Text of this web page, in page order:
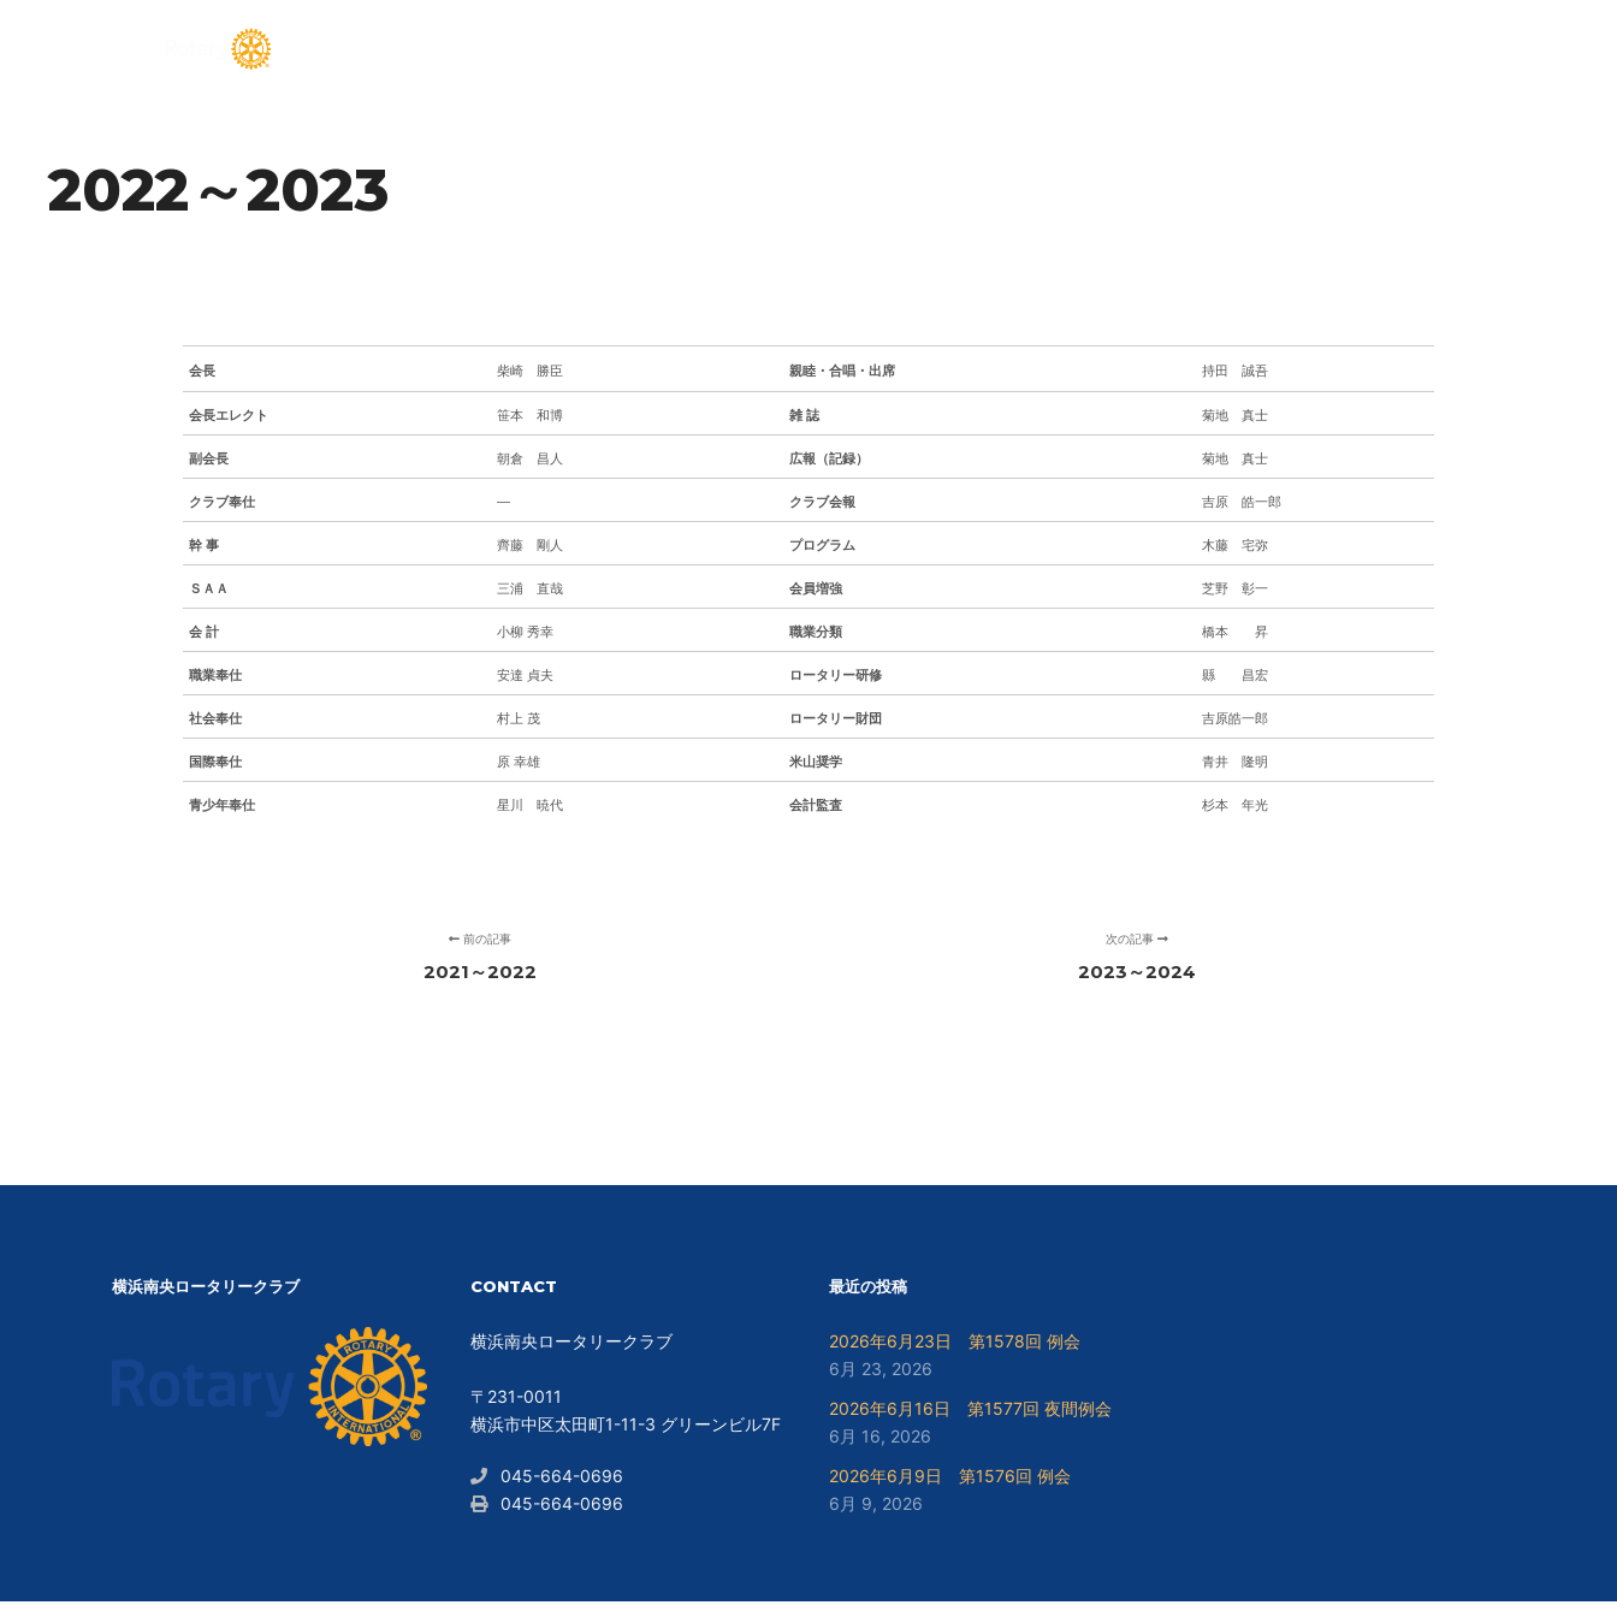
2022～2023
会長 柴崎 勝臣 親睦・合唱・出席 持田 誠吾
会長エレクト 笹本 和博 雑 誌 菊地 真士
副会長 朝倉 昌人 広報（記録） 菊地 真士
クラブ奉仕 ― クラブ会報 吉原 皓一郎
幹 事 齊藤 剛人 プログラム 木藤 宅弥
ＳＡＡ 三浦 直哉 会員増強 芝野 彰一
会 計 小柳 秀幸 職業分類 橋本 昇
職業奉仕 安達 貞夫 ロータリー研修 縣 昌宏
社会奉仕 村上 茂 ロータリー財団 吉原皓一郎
国際奉仕 原 幸雄 米山奨学 青井 隆明
青少年奉仕 星川 暁代 会計監査 杉本 年光
前の記事
2021～2022
次の記事
2023～2024
横浜南央ロータリークラブ CONTACT
横浜南央ロータリークラブ
〒231-0011
横浜市中区太田町1-11-3 グリーンビル7F
045-664-0696
045-664-0696
最近の投稿
2026年6月23日 第1578回 例会
6月 23, 2026
2026年6月16日 第1577回 夜間例会
6月 16, 2026
2026年6月9日 第1576回 例会
6月 9, 2026